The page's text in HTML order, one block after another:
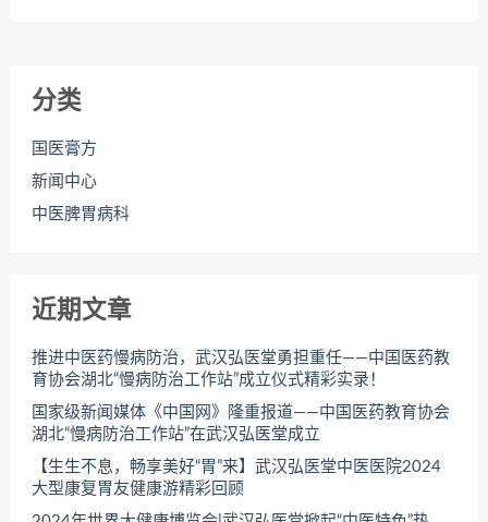
分类
国医膏方
新闻中心
中医脾胃病科
近期文章
推进中医药慢病防治，武汉弘医堂勇担重任——中国医药教
育协会湖北“慢病防治工作站”成立仪式精彩实录！
国家级新闻媒体《中国网》隆重报道——中国医药教育协会
湖北“慢病防治工作站”在武汉弘医堂成立
【生生不息，畅享美好“胃”来】武汉弘医堂中医医院2024
大型康复胃友健康游精彩回顾